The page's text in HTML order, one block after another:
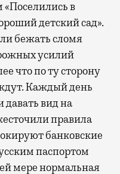
«Поселились в
детский сад».
бежать сломя
усилий
что по ту сторону
Каждый день
давать вид на
правила
банковские
паспортом
мере нормальная